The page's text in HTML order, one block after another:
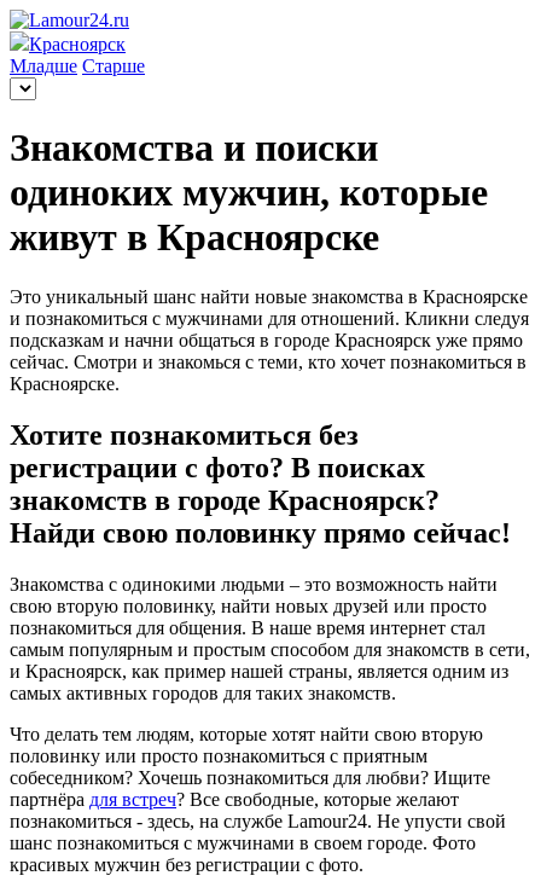
Красноярск
Младше Старше
Знакомства и поиски
одиноких мужчин, которые
живут в Красноярске
Это уникальный шанс найти новые знакомства в Красноярске
и познакомиться с мужчинами для отношений. Кликни следуя
подсказкам и начни общаться в городе Красноярск уже прямо
сейчас. Смотри и знакомься с теми, кто хочет познакомиться в
Красноярске.
Хотите познакомиться без
регистрации с фото? В поисках
знакомств в городе Красноярск?
Найди свою половинку прямо сейчас!
Знакомства с одинокими людьми – это возможность найти
свою вторую половинку, найти новых друзей или просто
познакомиться для общения. В наше время интернет стал
самым популярным и простым способом для знакомств в сети,
и Красноярск, как пример нашей страны, является одним из
самых активных городов для таких знакомств.
Что делать тем людям, которые хотят найти свою вторую
половинку или просто познакомиться с приятным
собеседником? Хочешь познакомиться для любви? Ищите
партнёра для встреч? Все свободные, которые желают
познакомиться - здесь, на службе Lamour24. Не упусти свой
шанс познакомиться с мужчинами в своем городе. Фото
красивых мужчин без регистрации с фото.